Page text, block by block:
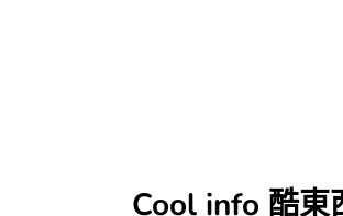
Cool info 酷東